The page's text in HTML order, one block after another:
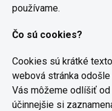
používame.
Čo sú cookies?
Cookies sú krátké
webová stránka
Vás môžeme odlíšiť
účinnejšie si